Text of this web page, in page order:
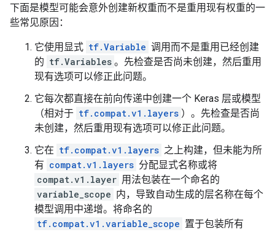
下面是模型可能会意外创建新权重而不是重用现有权重的一
些常见原因：
它使用显式 tf.Variable 调用而不是重用已经创建
的 tf.Variables 。先检查是否尚未创建，然后重用
现有选项可以修正此问题。
它每次都直接在前向传递中创建一个 Keras 层或模型
（相对于 tf.compat.v1.layers ）。先检查是否尚
未创建，然后重用现有选项可以修正此问题。
它在 tf.compat.v1.layers 之上构建，但未能为所
有 compat.v1.layers 分配显式名称或将
compat.v1.layer 用法包装在一个命名的
variable_scope 内，导致自动生成的层名称在每个
模型调用中递增。将命名的
tf.compat.v1.variable_scope 置于包装所有